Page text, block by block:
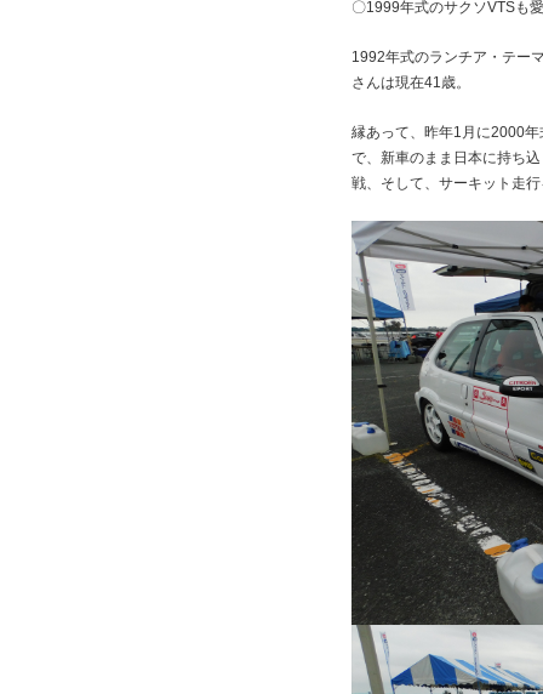
〇1999年式のサクソVTSも
1992年式のランチア・テー
さんは現在41歳。
縁あって、昨年1月に2000
で、新車のまま日本に持ち
戦、そして、サーキット走